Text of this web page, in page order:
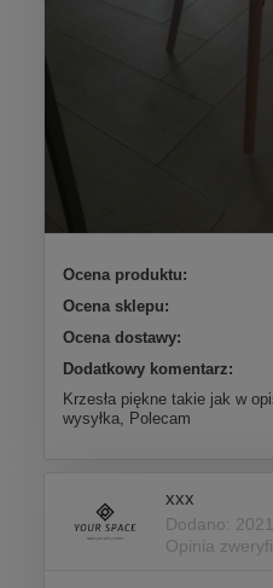
Ocena produktu:
Ocena sklepu:
Ocena dostawy:
Dodatkowy komentarz:
Krzesła piękne takie jak w
wysyłka, Polecam
xxx
Dodano:
Opinia